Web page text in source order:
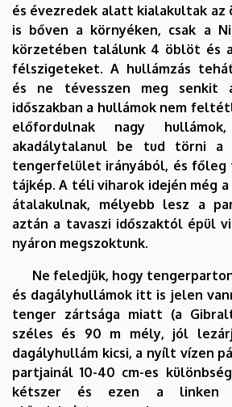
és évezredek alatt kialakultak az
is bőven a környéken, csak a
körzetében találunk 4 öblöt és
félszigeteket. A hullámzás
és ne tévesszen meg senkit
időszakban a hullámok nem
előfordulnak nagy
akadálytalanul be tud törni a
tengerfelület irányából, és főleg
tájkép. A téli viharok idején még
átalakulnak, mélyebb lesz a
aztán a tavaszi időszaktól épül
nyáron megszoktunk.
Ne feledjük, hogy tengerparton
és dagályhullámok itt is jelen
tenger zártsága miatt (a
széles és 90 m mély, jól
dagályhullám kicsi, a nyílt vízen
partjainál 10-40 cm-es
kétszer és ezen a linken